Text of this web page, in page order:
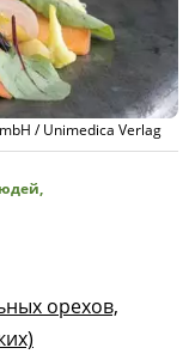
/ Unimedica Verlag
,
орехов,